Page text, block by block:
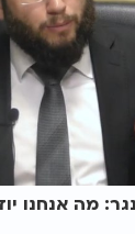
מה אנחנו